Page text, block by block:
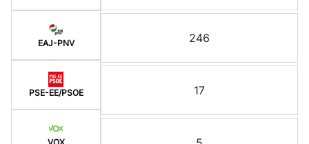
EAJ-PNV
PSE-EE/PSOE
VOX
246
17